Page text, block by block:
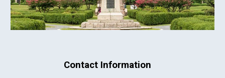
Contact Information